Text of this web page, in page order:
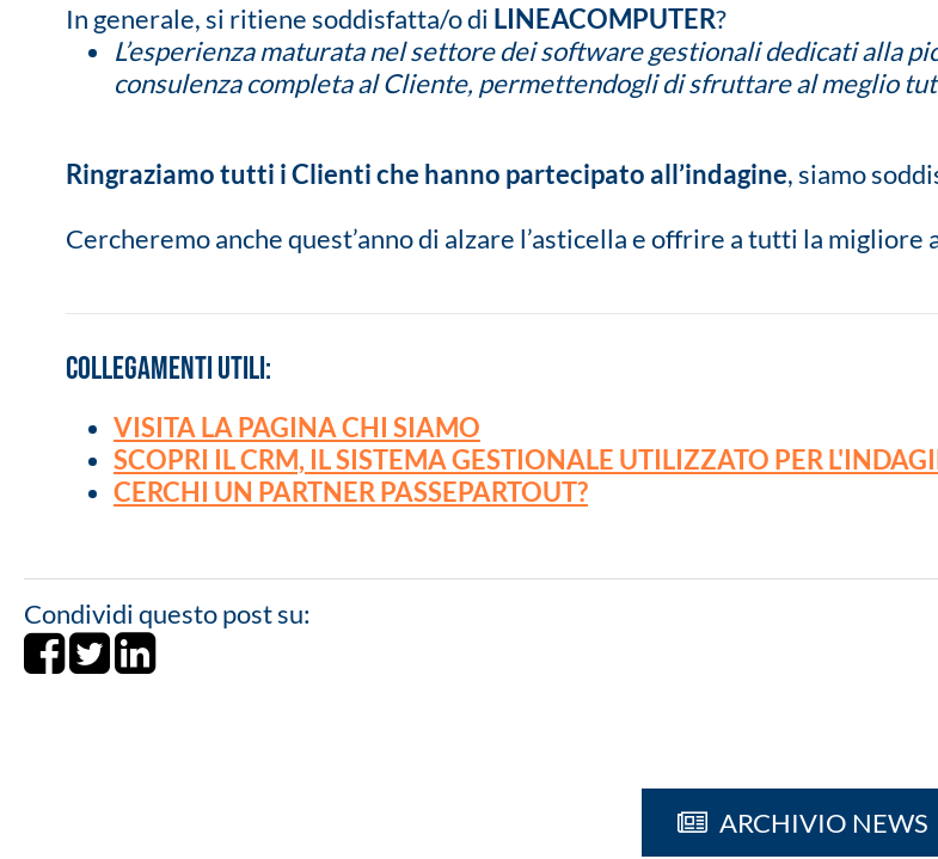
In generale, si ritiene soddisfatta/o di LINEACOMPUTER?
L’esperienza maturata nel settore dei software gestionali dedicati alla
consulenza completa al Cliente, permettendogli di sfruttare al meglio
Ringraziamo tutti i Clienti che hanno partecipato all’indagine, siamo
Cercheremo anche quest’anno di alzare l’asticella e offrire a tutti la
COLLEGAMENTI UTILI:
VISITA LA PAGINA CHI SIAMO
SCOPRI IL CRM, IL SISTEMA GESTIONALE UTILIZZATO PER
CERCHI UN PARTNER PASSEPARTOUT?
Condividi questo post su:
Share on Facebook
TweetShare on LinkedIn
ARCHIVIO NEWS